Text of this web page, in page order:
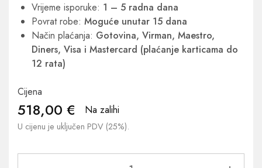
Vrijeme isporuke: 1 – 5 radna dana
Povrat robe: Moguće unutar 15 dana
Način plaćanja: Gotovina, Virman, Maestro,
Diners, Visa i Mastercard (plaćanje karticama do
12 rata)
Cijena
518,00 € Na zalihi
U cijenu je uključen PDV (25%).